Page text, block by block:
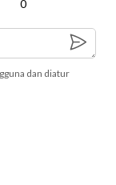
0
dan diatur